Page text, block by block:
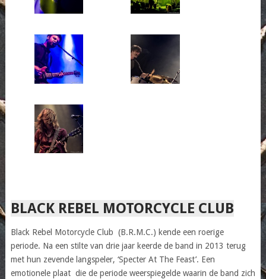
BLACK REBEL MOTORCYCLE CLUB
Black Rebel Motorcycle Club (B.R.M.C.) kende een roerige
periode. Na een stilte van drie jaar keerde de band in 2013 terug
met hun zevende langspeler, ‘Specter At The Feast’. Een
emotionele plaat die de periode weerspiegelde waarin de band zich